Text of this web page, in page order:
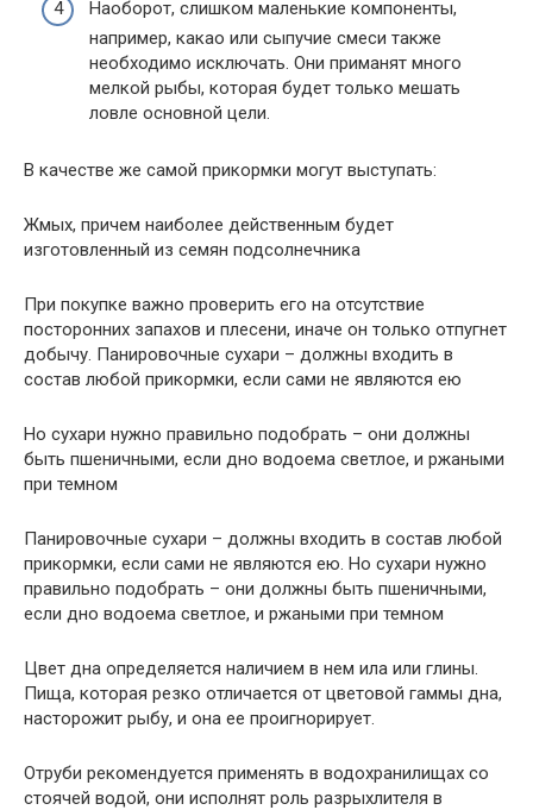
Наоборот, слишком маленькие компоненты,
например, какао или сыпучие смеси также
необходимо исключать. Они приманят много
мелкой рыбы, которая будет только мешать
ловле основной цели.
В качестве же самой прикормки могут выступать:
Жмых, причем наиболее действенным будет
изготовленный из семян подсолнечника
При покупке важно проверить его на отсутствие
посторонних запахов и плесени, иначе он только отпугнет
добычу. Панировочные сухари – должны входить в
состав любой прикормки, если сами не являются ею
Но сухари нужно правильно подобрать – они должны
быть пшеничными, если дно водоема светлое, и ржаными
при темном
Панировочные сухари – должны входить в состав любой
прикормки, если сами не являются ею. Но сухари нужно
правильно подобрать – они должны быть пшеничными,
если дно водоема светлое, и ржаными при темном
Цвет дна определяется наличием в нем ила или глины.
Пища, которая резко отличается от цветовой гаммы дна,
насторожит рыбу, и она ее проигнорирует.
Отруби рекомендуется применять в водохранилищах со
стоячей водой, они исполнят роль разрыхлителя в